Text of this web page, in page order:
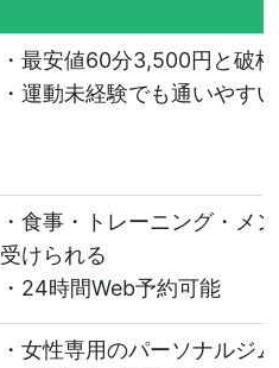
・最安値60分3,500円と破
・運動未経験でも通いやすい
・食事・トレーニング・メ
受けられる
・24時間Web予約可能
・女性専用のパーソナルジム